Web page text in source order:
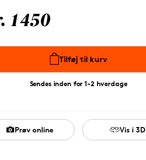
1450
Tilføj til kurv
Sendes inden for 1-2 hverdage
Prøv online Vis i 3D